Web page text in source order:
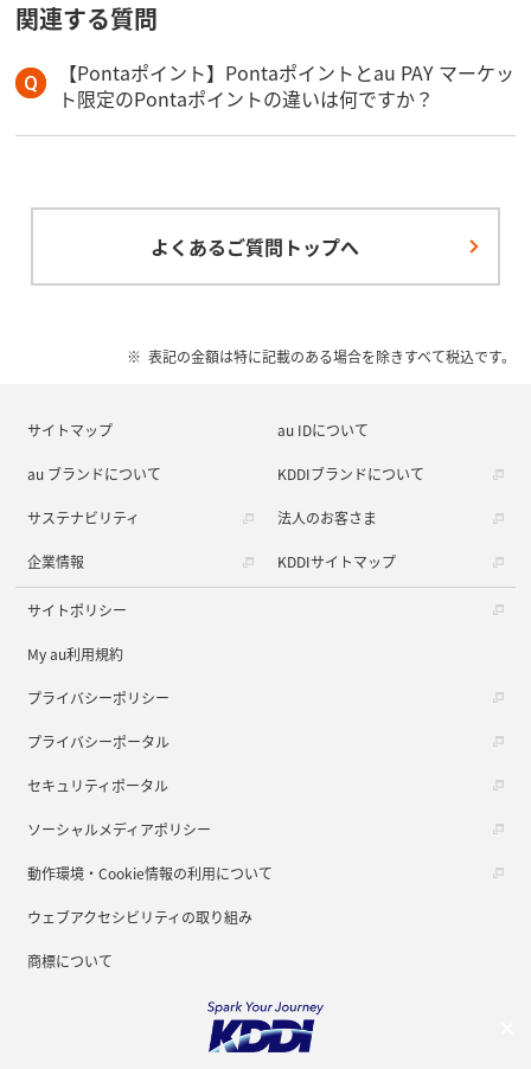
関連する質問
【Pontaポイント】Pontaポイントとau PAY マーケッ
ト限定のPontaポイントの違いは何ですか？
よくあるご質問トップへ
表記の金額は特に記載のある場合を除きすべて税込です。
サイトマップ au IDについて
au ブランドについて KDDIブランドについて
サステナビリティ 法人のお客さま
企業情報 KDDIサイトマップ
サイトポリシー
My au利用規約
プライバシーポリシー
プライバシーポータル
セキュリティポータル
ソーシャルメディアポリシー
動作環境・Cookie情報の利用について
ウェブアクセシビリティの取り組み
商標について